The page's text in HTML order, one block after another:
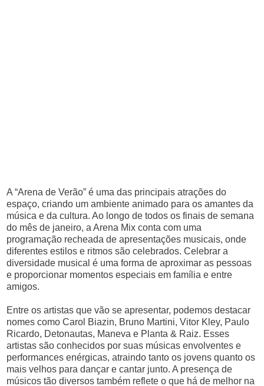
A “Arena de Verão” é uma das principais atrações do
espaço, criando um ambiente animado para os amantes da
música e da cultura. Ao longo de todos os finais de semana
do mês de janeiro, a Arena Mix conta com uma
programação recheada de apresentações musicais, onde
diferentes estilos e ritmos são celebrados. Celebrar a
diversidade musical é uma forma de aproximar as pessoas
e proporcionar momentos especiais em família e entre
amigos.
Entre os artistas que vão se apresentar, podemos destacar
nomes como Carol Biazin, Bruno Martini, Vitor Kley, Paulo
Ricardo, Detonautas, Maneva e Planta & Raiz. Esses
artistas são conhecidos por suas músicas envolventes e
performances enérgicas, atraindo tanto os jovens quanto os
mais velhos para dançar e cantar junto. A presença de
músicos tão diversos também reflete o que há de melhor na